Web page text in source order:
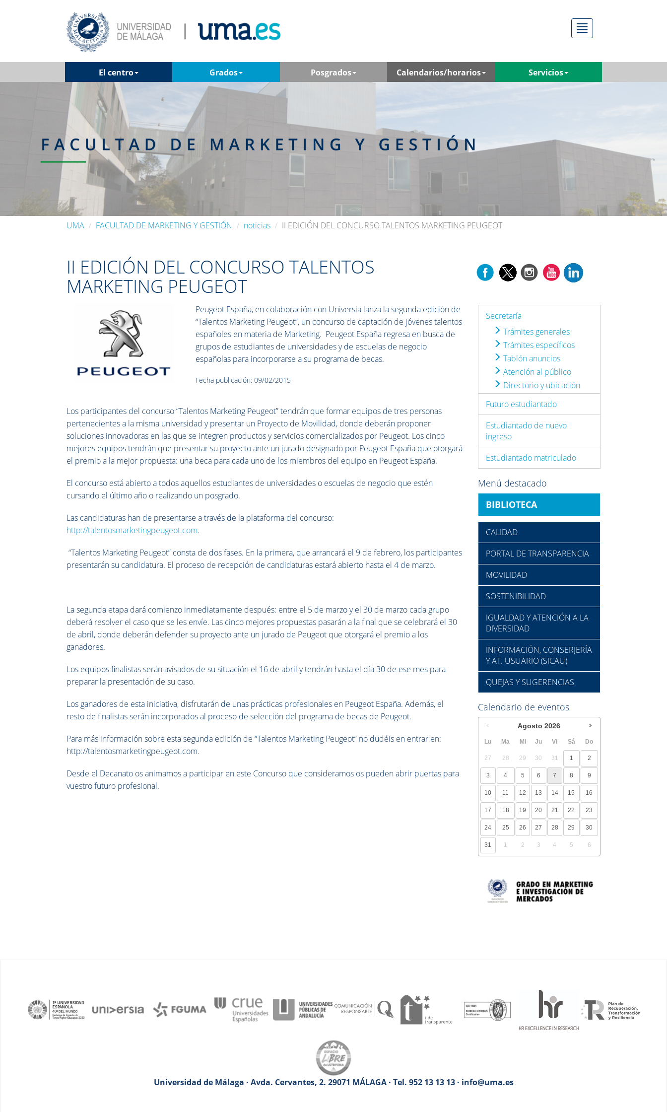
Menú
El centro Grados Posgrados Calendarios/horarios Servicios
UMA FACULTAD DE MARKETING Y GESTIÓN noticias II EDICIÓN DEL CONCURSO TALENTOS MARKETING PEUGEOT
II EDICIÓN DEL CONCURSO TALENTOS
MARKETING PEUGEOT
Peugeot España, en colaboración con Universia lanza la segunda edición de
“Talentos Marketing Peugeot”, un concurso de captación de jóvenes talentos
españoles en materia de Marketing. Peugeot España regresa en busca de
grupos de estudiantes de universidades y de escuelas de negocio
españolas para incorporarse a su programa de becas.
Fecha publicación: 09/02/2015
Los participantes del concurso “Talentos Marketing Peugeot” tendrán que formar equipos de tres personas
pertenecientes a la misma universidad y presentar un Proyecto de Movilidad, donde deberán proponer
soluciones innovadoras en las que se integren productos y servicios comercializados por Peugeot. Los cinco
mejores equipos tendrán que presentar su proyecto ante un jurado designado por Peugeot España que otorgará
el premio a la mejor propuesta: una beca para cada uno de los miembros del equipo en Peugeot España.
El concurso está abierto a todos aquellos estudiantes de universidades o escuelas de negocio que estén
cursando el último año o realizando un posgrado.
Las candidaturas han de presentarse a través de la plataforma del concurso:
http://talentosmarketingpeugeot.com.
“Talentos Marketing Peugeot” consta de dos fases. En la primera, que arrancará el 9 de febrero, los participantes
presentarán su candidatura. El proceso de recepción de candidaturas estará abierto hasta el 4 de marzo.
La segunda etapa dará comienzo inmediatamente después: entre el 5 de marzo y el 30 de marzo cada grupo
deberá resolver el caso que se les envíe. Las cinco mejores propuestas pasarán a la final que se celebrará el 30
de abril, donde deberán defender su proyecto ante un jurado de Peugeot que otorgará el premio a los
ganadores.
Los equipos finalistas serán avisados de su situación el 16 de abril y tendrán hasta el día 30 de ese mes para
preparar la presentación de su caso.
Los ganadores de esta iniciativa, disfrutarán de unas prácticas profesionales en Peugeot España. Además, el
resto de finalistas serán incorporados al proceso de selección del programa de becas de Peugeot.
Para más información sobre esta segunda edición de “Talentos Marketing Peugeot” no dudéis en entrar en:
http://talentosmarketingpeugeot.com.
Desde el Decanato os animamos a participar en este Concurso que consideramos os pueden abrir puertas para
vuestro futuro profesional.
Secretaría
Trámites generales
Trámites específicos
Tablón anuncios
Atención al público
Directorio y ubicación
Futuro estudiantado
Estudiantado de nuevo
ingreso
Estudiantado matriculado
Menú destacado
BIBLIOTECA
CALIDAD
PORTAL DE TRANSPARENCIA
MOVILIDAD
SOSTENIBILIDAD
IGUALDAD Y ATENCIÓN A LA
DIVERSIDAD
INFORMACIÓN, CONSERJERÍA
Y AT. USUARIO (SICAU)
QUEJAS Y SUGERENCIAS
Calendario de eventos
Agosto 2026
Lu Ma Mi Ju Vi Sá Do
27 28 29 30 31 1 2
3 4 5 6 7 8 9
10 11 12 13 14 15 16
17 18 19 20 21 22 23
24 25 26 27 28 29 30
31 1 2 3 4 5 6
Universidad de Málaga · Avda. Cervantes, 2. 29071 MÁLAGA · Tel. 952 13 13 13 · info@uma.es